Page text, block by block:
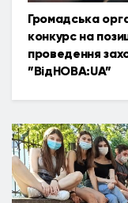
Громадська
конкурс на
проведення
”ВідНОВА:UA”